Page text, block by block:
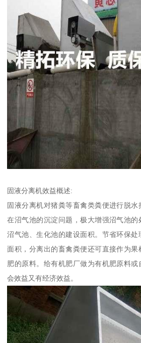
固液分离机效益概述:
固液分离机对猪粪等畜禽类粪便进行脱
在沼气池的沉淀问题，极大增强沼气池
沼气池、生化池的建设面积。节省环保处
面积，分离出的畜禽粪便还可直接作为
肥的原料。给有机肥厂做为有机肥原料
会效益又有经济效益。